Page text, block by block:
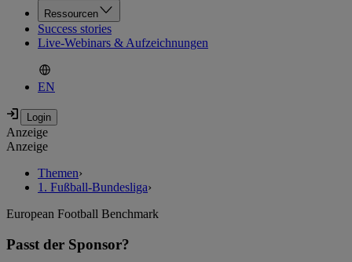
Ressourcen
Success stories
Live-Webinars & Aufzeichnungen
EN
Anzeige
Anzeige
Themen›
1. Fußball-Bundesliga›
European Football Benchmark
Passt der Sponsor?